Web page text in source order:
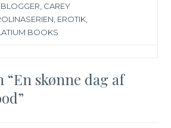
CAREY
EROTIK
BOOKS
“En skønne dag af
”